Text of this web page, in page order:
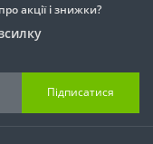
акції і знижки?
Підписатися